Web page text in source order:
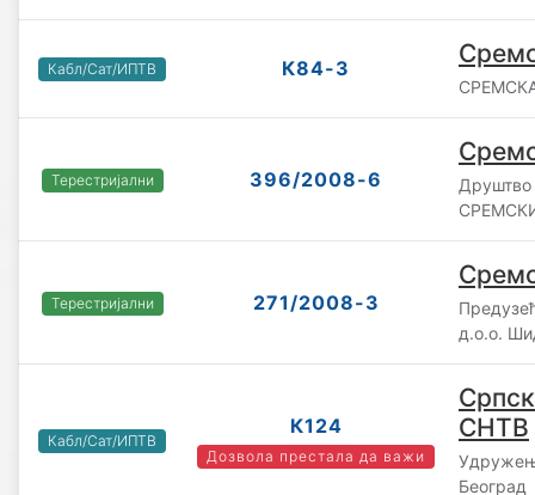
Кабл/Сат/ИПТВ К84-3
Терестријални 396/2008-6
Друштво
Терестријални 271/2008-3
д.о.о.
Кабл/Сат/ИПТВ
К124
Дозвола престала да важи
СНТВ
Београд